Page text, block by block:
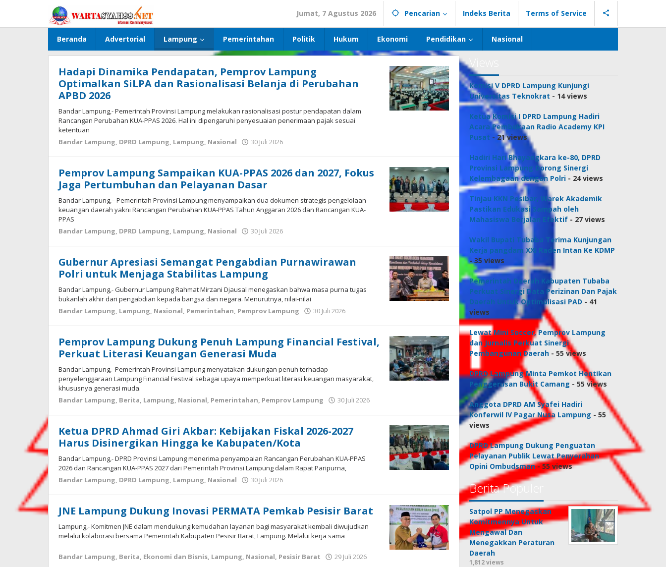
konten
Jumat, 7 Agustus 2026 Pencarian Indeks Berita Terms of Service
Beranda Advertorial Lampung Pemerintahan Politik Hukum Ekonomi Pendidikan Nasional
Hadapi Dinamika Pendapatan, Pemprov Lampung
Optimalkan SiLPA dan Rasionalisasi Belanja di Perubahan
APBD 2026
Bandar Lampung,- Pemerintah Provinsi Lampung melakukan rasionalisasi postur pendapatan dalam
Rancangan Perubahan KUA-PPAS 2026. Hal ini dipengaruhi penyesuaian penerimaan pajak sesuai
ketentuan
Bandar Lampung, DPRD Lampung, Lampung, Nasional 30 Juli 2026
Pemprov Lampung Sampaikan KUA-PPAS 2026 dan 2027, Fokus
Jaga Pertumbuhan dan Pelayanan Dasar
Bandar Lampung,– Pemerintah Provinsi Lampung menyampaikan dua dokumen strategis pengelolaan
keuangan daerah yakni Rancangan Perubahan KUA-PPAS Tahun Anggaran 2026 dan Rancangan KUA-
PPAS
Bandar Lampung, DPRD Lampung, Lampung, Nasional 30 Juli 2026
Gubernur Apresiasi Semangat Pengabdian Purnawirawan
Polri untuk Menjaga Stabilitas Lampung
Bandar Lampung,- Gubernur Lampung Rahmat Mirzani Djausal menegaskan bahwa masa purna tugas
bukanlah akhir dari pengabdian kepada bangsa dan negara. Menurutnya, nilai-nilai
Bandar Lampung, Lampung, Nasional, Pemerintahan, Pemprov Lampung 30 Juli 2026
Pemprov Lampung Dukung Penuh Lampung Financial Festival,
Perkuat Literasi Keuangan Generasi Muda
Bandar Lampung,- Pemerintah Provinsi Lampung menyatakan dukungan penuh terhadap
penyelenggaraan Lampung Financial Festival sebagai upaya memperkuat literasi keuangan masyarakat,
khususnya generasi muda.
Bandar Lampung, Berita, Lampung, Nasional, Pemerintahan, Pemprov Lampung 30 Juli 2026
Ketua DPRD Ahmad Giri Akbar: Kebijakan Fiskal 2026-2027
Harus Disinergikan Hingga ke Kabupaten/Kota
Bandar Lampung,- DPRD Provinsi Lampung menerima penyampaian Rancangan Perubahan KUA-PPAS
2026 dan Rancangan KUA-PPAS 2027 dari Pemerintah Provinsi Lampung dalam Rapat Paripurna,
Bandar Lampung, DPRD Lampung, Lampung, Nasional 30 Juli 2026
JNE Lampung Dukung Inovasi PERMATA Pemkab Pesisir Barat
Lampung,- Komitmen JNE dalam mendukung kemudahan layanan bagi masyarakat kembali diwujudkan
melalui kolaborasi bersama Pemerintah Kabupaten Pesisir Barat, Lampung. Melalui kerja sama
Bandar Lampung, Berita, Ekonomi dan Bisnis, Lampung, Nasional, Pesisir Barat 29 Juli 2026
Views
Komisi V DPRD Lampung Kunjungi
Universitas Teknokrat - 14 views
Ketua Komisi I DPRD Lampung Hadiri
Acara Pembukaan Radio Academy KPI
Pusat - 21 views
Hadiri Hari Bhayangkara ke-80, DPRD
Provinsi Lampung Dorong Sinergi
Kelembagaan dengan Polri - 24 views
Tinjau KKN Pesibar, Warek Akademik
Pastikan Edukasi Sampah oleh
Mahasiswa Berjalan Efektif - 27 views
Wakil Bupati Tubaba Terima Kunjungan
Kerja pangdam XXI Raden Intan Ke KDMP
- 35 views
Pemerintah Daerah Kabupaten Tubaba
Perkuat Sinergi Data Perizinan Dan Pajak
Daerah Untuk Optimalisasi PAD - 41
views
Lewat Mini Soccer, Pemprov Lampung
dan Jurnalis Perkuat Sinergi
Pembangunan Daerah - 55 views
DPRD Lampung Minta Pemkot Hentikan
Penggerusan Bukit Camang - 55 views
Anggota DPRD AM Syafei Hadiri
Konferwil IV Pagar Nusa Lampung - 55
views
DPRD Lampung Dukung Penguatan
Pelayanan Publik Lewat Penyerahan
Opini Ombudsman- 55 views
Berita Populer
Satpol PP Menegaskan
Komitmennya Untuk
Mengawal Dan
Menegakkan Peraturan
Daerah
1,812 views